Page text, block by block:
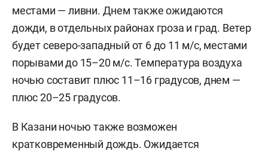
местами — ливни. Днем также ожидаются
дожди, в отдельных районах гроза и град. Ветер
будет северо-западный от 6 до 11 м/с, местами
порывами до 15–20 м/с. Температура воздуха
ночью составит плюс 11–16 градусов, днем —
плюс 20–25 градусов.
В Казани ночью также возможен
кратковременный дождь. Ожидается